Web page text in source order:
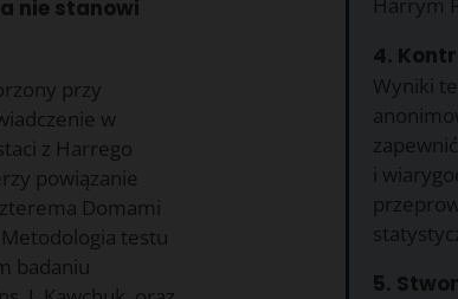
nie stanowi
przy
w
z Harrego
powiązanie
Domami
testu
badaniu
4.
Wyniki
i
5.